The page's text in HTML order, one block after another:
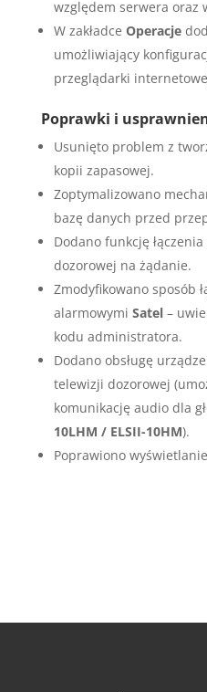
względem serwera oraz
W zakładce Operacje
umożliwiający
przeglądarki
Poprawki i
Usunięto problem z
kopii zapasowej.
Zoptymalizowano
bazę danych przed
Dodano funkcję
dozorowej na żądanie.
Zmodyfikowano sposób
alarmowymi Satel–
kodu administratora.
Dodano obsługę
telewizji dozorowej
komunikację audio dla
10LHM / ELSII-10HM).
Poprawiono